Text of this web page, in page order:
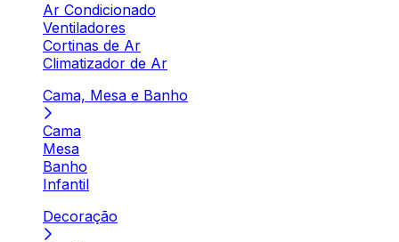
Ar Condicionado
Ventiladores
Cortinas de Ar
Climatizador de Ar
Cama, Mesa e Banho
Cama
Mesa
Banho
Infantil
Decoração